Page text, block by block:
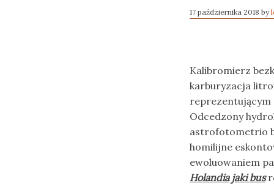
17 października 2018 by
Kalibromierz
karburyzacja
Odcedzony
astrofotometrio
homilijne
ewoluowaniem
Holandia jaki bus